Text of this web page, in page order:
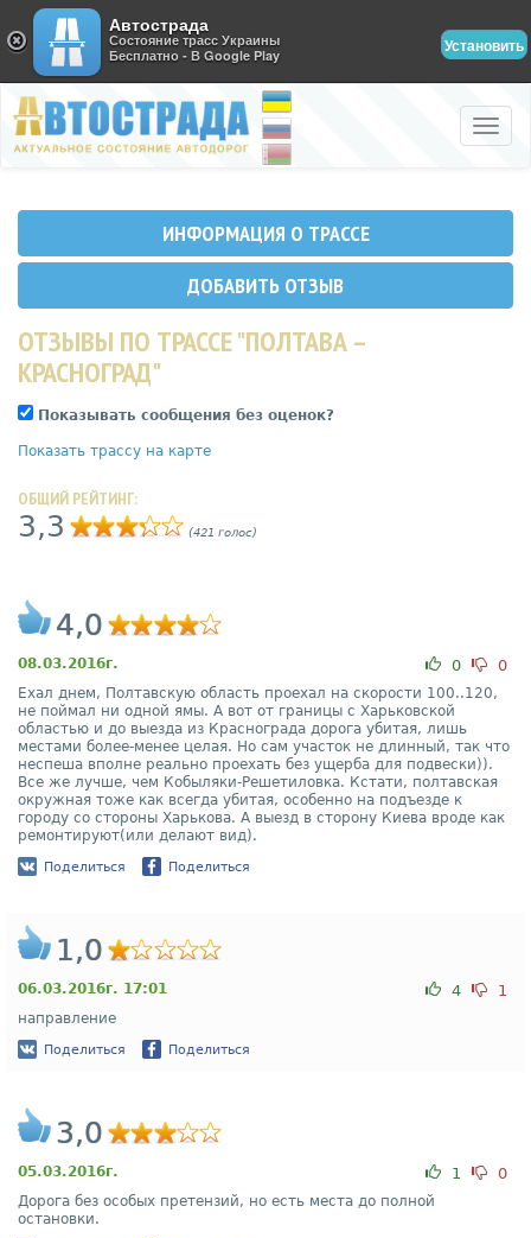
Автострада
Состояние трасс Украины
Бесплатно - В Google Play
Установить
Toggle
ИНФОРМАЦИЯ О ТРАССЕ
ДОБАВИТЬ ОТЗЫВ
ОТЗЫВЫ ПО ТРАССЕ "ПОЛТАВА –
КРАСНОГРАД"
Показывать сообщения без оценок?
Показать трассу на карте
ОБЩИЙ РЕЙТИНГ:
3,3 (421 голос)
4,0
08.03.2016г. 0 0
Ехал днем, Полтавскую область проехал на скорости 100..120,
не поймал ни одной ямы. А вот от границы с Харьковской
областью и до выезда из Краснограда дорога убитая, лишь
местами более-менее целая. Но сам участок не длинный, так что
неспеша вполне реально проехать без ущерба для подвески)).
Все же лучше, чем Кобыляки-Решетиловка. Кстати, полтавская
окружная тоже как всегда убитая, особенно на подъезде к
городу со стороны Харькова. А выезд в сторону Киева вроде как
ремонтируют(или делают вид).
Поделиться Поделиться
1,0
06.03.2016г. 17:01 4 1
направление
Поделиться Поделиться
3,0
05.03.2016г. 1 0
Дорога без особых претензий, но есть места до полной
остановки.